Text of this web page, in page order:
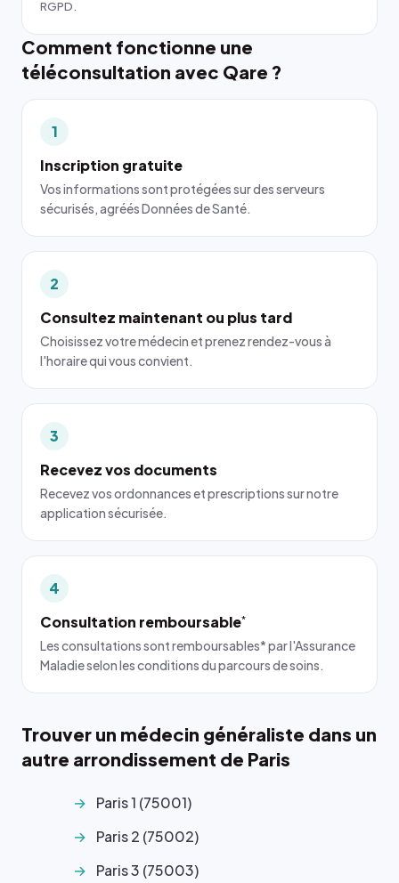
RGPD.
Comment fonctionne une
téléconsultation avec Qare ?
1
Inscription gratuite
Vos informations sont protégées sur des serveurs
sécurisés, agréés Données de Santé.
2
Consultez maintenant ou plus tard
Choisissez votre médecin et prenez rendez-vous à
l'horaire qui vous convient.
3
Recevez vos documents
Recevez vos ordonnances et prescriptions sur notre
application sécurisée.
4
Consultation remboursable*
Les consultations sont remboursables* par l'Assurance
Maladie selon les conditions du parcours de soins.
Trouver un médecin généraliste dans un
autre arrondissement de Paris
Paris 1 (75001)
Paris 2 (75002)
Paris 3 (75003)